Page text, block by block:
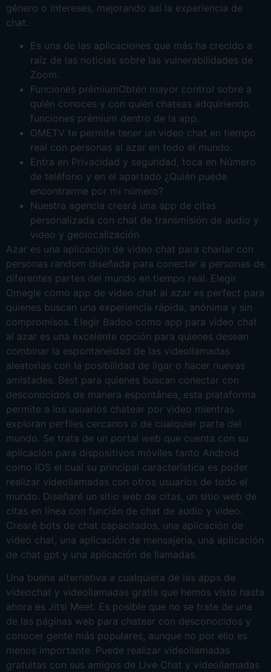
género o intereses, mejorando así la experiencia de
chat.
Es una de las aplicaciones que más ha crecido a
raíz de las noticias sobre las vulnerabilidades de
Zoom.
Funciones prémiumObtén mayor control sobre a
quién conoces y con quién chateas adquiriendo
funciones prémium dentro de la app.
OMETV te permite tener un video chat en tiempo
real con personas al azar en todo el mundo.
Entra en Privacidad y seguridad, toca en Número
de teléfono y en el apartado ¿Quién puede
encontrarme por mi número?
Nuestra agencia creará una app de citas
personalizada con chat de transmisión de audio y
video y geolocalización
Azar es una aplicación de video chat para charlar con
personas random diseñada para conectar a personas de
diferentes partes del mundo en tiempo real. Elegir
Omegle como app de video chat al azar es perfect para
quienes buscan una experiencia rápida, anónima y sin
compromisos. Elegir Badoo como app para video chat
al azar es una excelente opción para quienes desean
combinar la espontaneidad de las videollamadas
aleatorias con la posibilidad de ligar o hacer nuevas
amistades. Best para quienes buscan conectar con
desconocidos de manera espontánea, esta plataforma
permite a los usuarios chatear por video mientras
exploran perfiles cercanos o de cualquier parte del
mundo. Se trata de un portal web que cuenta con su
aplicación para dispositivos móviles tanto Android
como iOS el cual su principal característica es poder
realizar videollamadas con otros usuarios de todo el
mundo. Diseñaré un sitio web de citas, un sitio web de
citas en línea con función de chat de audio y video.
Crearé bots de chat capacitados, una aplicación de
video chat, una aplicación de mensajería, una aplicación
de chat gpt y una aplicación de llamadas.
Una buena alternativa a cualquiera de las apps de
videochat y videollamadas gratis que hemos visto hasta
ahora es Jitsi Meet. Es posible que no se trate de una
de las páginas web para chatear con desconocidos y
conocer gente más populares, aunque no por ello es
menos importante. Puede realizar videollamadas
gratuitas con sus amigos de Live Chat y videollamadas